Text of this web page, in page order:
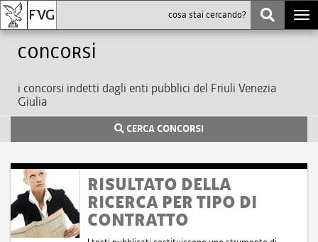
Concorsi
i concorsi indetti dagli enti pubblici del Friuli Venezia
Giulia
CERCA CONCORSI
RISULTATO DELLA
RICERCA PER TIPO DI
CONTRATTO